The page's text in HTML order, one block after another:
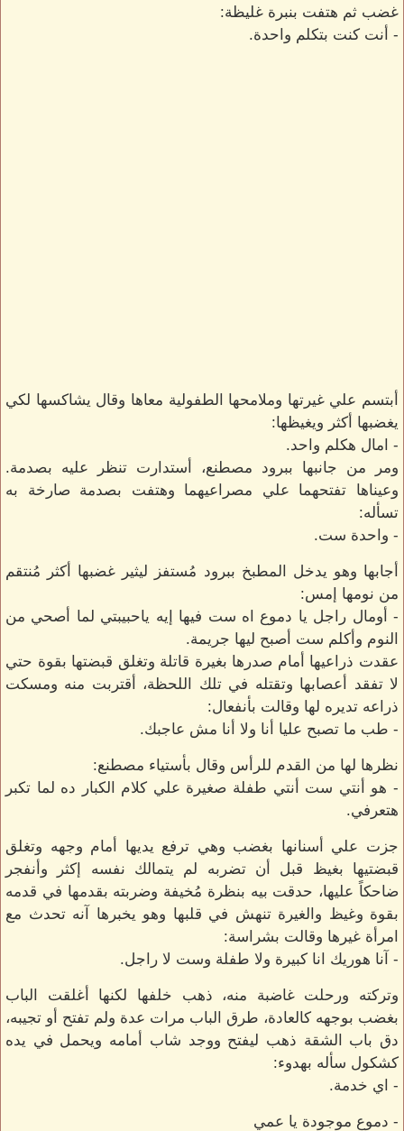
غضب ثم هتفت بنبرة غليظة:
- أنت كنت بتكلم واحدة.
أبتسم علي غيرتها وملامحها الطفولية معاها وقال يشاكسها لكي
يغضبها أكثر ويغيظها:
- امال هكلم واحد.
ومر من جانبها ببرود مصطنع، أستدارت تنظر عليه بصدمة.
وعيناها تفتحهما علي مصراعيهما وهتفت بصدمة صارخة به
تسأله:
- واحدة ست.
أجابها وهو يدخل المطبخ ببرود مُستفز ليثير غضبها أكثر مُنتقم
من نومها إمس:
- أومال راجل يا دموع اه ست فيها إيه ياحبيبتي لما أصحي من
النوم وأكلم ست أصبح ليها جريمة.
عقدت ذراعيها أمام صدرها بغيرة قاتلة وتغلق قبضتها بقوة حتي
لا تفقد أعصابها وتقتله في تلك اللحظة، أقتربت منه ومسكت
ذراعه تديره لها وقالت بأنفعال:
- طب ما تصبح عليا أنا ولا أنا مش عاجبك.
نظرها لها من القدم للرأس وقال بأستياء مصطنع:
- هو أنتي ست أنتي طفلة صغيرة علي كلام الكبار ده لما تكبر
هتعرفي.
جزت علي أسنانها بغضب وهي ترفع يديها أمام وجهه وتغلق
قبضتيها بغيظ قبل أن تضربه لم يتمالك نفسه إكثر وأنفجر
ضاحكاً عليها، حدقت بيه بنظرة مُخيفة وضربته بقدمها في قدمه
بقوة وغيظ والغيرة تنهش في قلبها وهو يخبرها آنه تحدث مع
امرأة غيرها وقالت بشراسة:
- آنا هوريك انا كبيرة ولا طفلة وست لا راجل.
وتركته ورحلت غاضبة منه، ذهب خلفها لكنها أغلقت الباب
بغضب بوجهه كالعادة، طرق الباب مرات عدة ولم تفتح أو تجيبه،
دق باب الشقة ذهب ليفتح ووجد شاب أمامه ويحمل في يده
كشكول سأله بهدوء:
- اي خدمة.
- دموع موجودة يا عمي